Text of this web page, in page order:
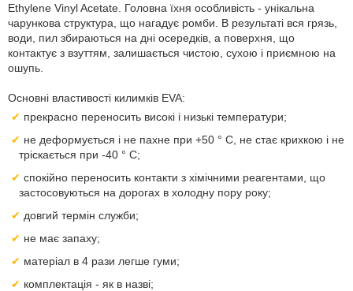
Ethylene Vinyl Acetate. Головна їхня особливість - унікальна
чарункова структура, що нагадує ромби. В результаті вся грязь,
води, пил збираються на дні осередків, а поверхня, що
контактує з взуттям, залишається чистою, сухою і приємною на
ошупь.
Основні властивості килимків EVA:
прекрасно переносить високі і низькі температури;
не деформується і не пахне при +50 ° С, не стає крихкою і не
тріскається при -40 ° С;
спокійно переносить контакти з хімічними реагентами, що
застосовуються на дорогах в холодну пору року;
довгий термін служби;
не має запаху;
матеріал в 4 рази легше гуми;
комплектація - як в назві;